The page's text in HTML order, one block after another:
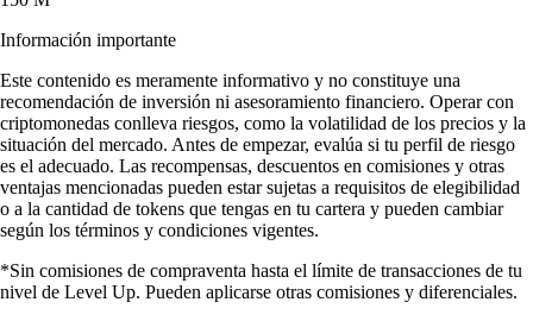
Información importante
Este contenido es meramente informativo y no constituye una
recomendación de inversión ni asesoramiento financiero. Operar con
criptomonedas conlleva riesgos, como la volatilidad de los precios y la
situación del mercado. Antes de empezar, evalúa si tu perfil de riesgo
es el adecuado. Las recompensas, descuentos en comisiones y otras
ventajas mencionadas pueden estar sujetas a requisitos de elegibilidad
o a la cantidad de tokens que tengas en tu cartera y pueden cambiar
según los términos y condiciones vigentes.
*Sin comisiones de compraventa hasta el límite de transacciones de tu
nivel de Level Up. Pueden aplicarse otras comisiones y diferenciales.